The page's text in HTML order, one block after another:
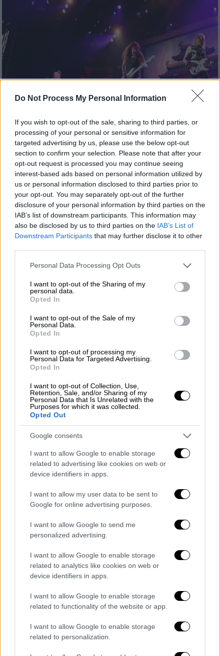
Do Not Process My Personal Information
If you wish to opt-out of the sale, sharing to third parties, or
processing of your personal or sensitive information for
targeted advertising by us, please use the below opt-out
section to confirm your selection. Please note that after your
opt-out request is processed you may continue seeing
interest-based ads based on personal information utilized by
us or personal information disclosed to third parties prior to
your opt-out. You may separately opt-out of the further
disclosure of your personal information by third parties on the
IAB’s list of downstream participants. This information may
also be disclosed by us to third parties on the IAB’s List of
Downstream Participants that may further disclose it to other
Please note that this website/app uses one or more Google
not limited to your visit or usage behaviour. You may click to
grant or deny consent to Google and its third-party tags to
use your data for below specified purposes in below Google
consent section.
Personal Data Processing Opt Outs
I want to opt-out of the Sharing of my
personal data.
Opted In
I want to opt-out of the Sale of my
Personal Data.
Opted In
I want to opt-out of processing my
Personal Data for Targeted Advertising.
Opted In
I want to opt-out of Collection, Use,
Retention, Sale, and/or Sharing of my
Personal Data that Is Unrelated with the
Purposes for which it was collected.
Opted Out
Google consents
I want to allow Google to enable storage
related to advertising like cookies on web or
device identifiers in apps.
I want to allow my user data to be sent to
Google for online advertising purposes.
I want to allow Google to send me
personalized advertising.
I want to allow Google to enable storage
related to analytics like cookies on web or
device identifiers in apps.
I want to allow Google to enable storage
related to functionality of the website or app.
I want to allow Google to enable storage
related to personalization.
Μουσική |14.04.2026 22:00
Iron Maiden, Billy Idol και Oasis μεταξύ
των ονομάτων που διακρίθηκαν στο
«Rock & Roll Hall of Fame 2026»
Οι τελικοί νικητές προκύπτουν μετά από
ψηφοφορία περισσότερων από 1.200
καλλιτεχνών, ιστορικών της μουσικής και
στελεχών της βιομηχανίας
Μουσική|30.12.2025 13:36
Οι 10+1 συναυλίες που ανυπομονούμε να
δούμε το 2026
Κάποιες έχουν γίνει ήδη sold out, ενώ σε
άλλες ίσα που προλαβαίνετε να αγοράσετε
το εισιτήριό σας